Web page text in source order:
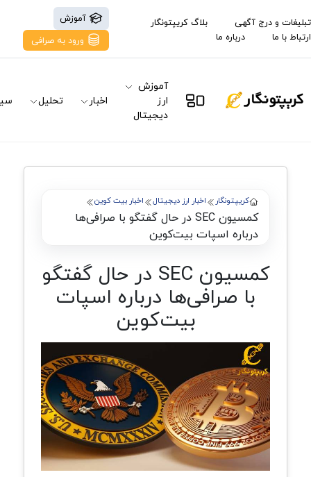
تبلیغات و درج آگهی
بلاگ کریپتونگار
ارتباط با ما
درباره ما
آموزش
ورود به صرافی
آموزش
ارز
دیجیتال
اخبار تحلیل
کریپتونگار اخبار ارز دیجیتال اخبار بیت کوین
کمسیون SEC در حال گفتگو با صرافی‌ها
درباره اسپات بیت‌کوین
کمسیون SEC در حال گفتگو
با صرافی‌ها درباره اسپات
بیت‌کوین